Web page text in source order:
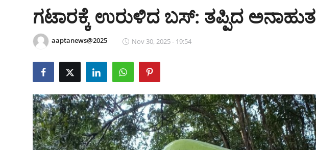
ದೇಶ-ವಿದೇಶ
Contact
ಕೃಷಿರಂಗ
ಆಪ್ತ‌ ಮನರಂಜನೆ
ತಂತ್ರಜ್ಞಾನ
ಗಟಾರಕ್ಕೆ ಉರುಳಿದ ಬಸ್:‌ ತಪ್ಪಿದ ಅನಾಹುತ
aaptanews@2025 Nov 30, 2025 - 19:54